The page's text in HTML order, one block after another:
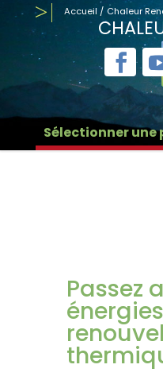
Accueil / Chaleur
Sélectionner une
Passez
énergies